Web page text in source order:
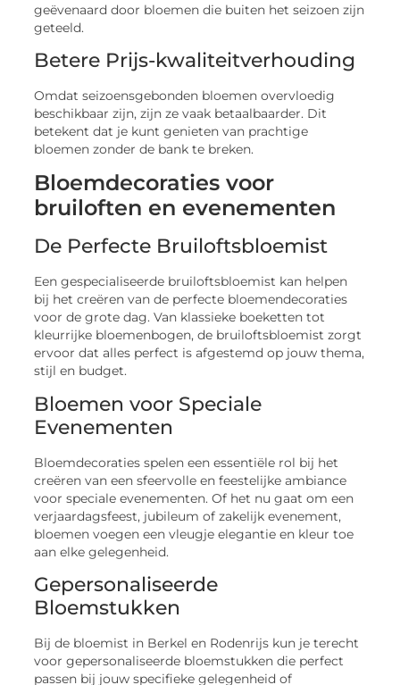
geëvenaard door bloemen die buiten het seizoen zijn
geteeld.
Betere Prijs-kwaliteitverhouding
Omdat seizoensgebonden bloemen overvloedig
beschikbaar zijn, zijn ze vaak betaalbaarder. Dit
betekent dat je kunt genieten van prachtige
bloemen zonder de bank te breken.
Bloemdecoraties voor
bruiloften en evenementen
De Perfecte Bruiloftsbloemist
Een gespecialiseerde bruiloftsbloemist kan helpen
bij het creëren van de perfecte bloemendecoraties
voor de grote dag. Van klassieke boeketten tot
kleurrijke bloemenbogen, de bruiloftsbloemist zorgt
ervoor dat alles perfect is afgestemd op jouw thema,
stijl en budget.
Bloemen voor Speciale
Evenementen
Bloemdecoraties spelen een essentiële rol bij het
creëren van een sfeervolle en feestelijke ambiance
voor speciale evenementen. Of het nu gaat om een
verjaardagsfeest, jubileum of zakelijk evenement,
bloemen voegen een vleugje elegantie en kleur toe
aan elke gelegenheid.
Gepersonaliseerde
Bloemstukken
Bij de bloemist in Berkel en Rodenrijs kun je terecht
voor gepersonaliseerde bloemstukken die perfect
passen bij jouw specifieke gelegenheid of